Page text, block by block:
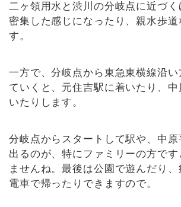
二ヶ領用水と渋川の分岐点に近づ
密集した感じになったり、親水歩道
す。
一方で、分岐点から東急東横線沿い
ていくと、元住吉駅に着いたり、
いたりします。
分岐点からスタートして駅や、中
出るのが、特にファミリーの方で
ませんね。最後は公園で遊んだり、
電車で帰ったりできますので。